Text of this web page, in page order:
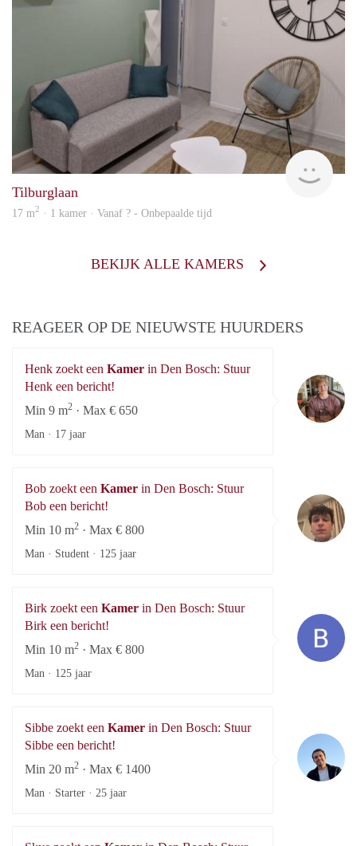
Tilburglaan
17 m2 · 1 kamer · Vanaf ? - Onbepaalde tijd
BEKIJK ALLE KAMERS
REAGEER OP DE NIEUWSTE HUURDERS
Henk zoekt een Kamer in Den Bosch: Stuur
Henk een bericht!
Min 9 m2 · Max € 650
Man · 17 jaar
Bob zoekt een Kamer in Den Bosch: Stuur
Bob een bericht!
Min 10 m2 · Max € 800
Man · Student · 125 jaar
Birk zoekt een Kamer in Den Bosch: Stuur
Birk een bericht!
Min 10 m2 · Max € 800
Man · 125 jaar
Sibbe zoekt een Kamer in Den Bosch: Stuur
Sibbe een bericht!
Min 20 m2 · Max € 1400
Man · Starter · 25 jaar